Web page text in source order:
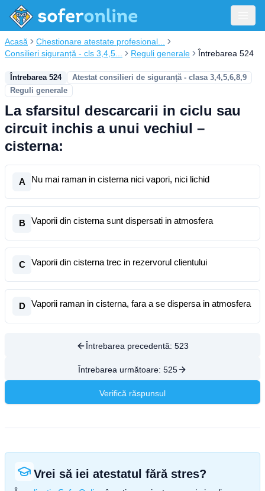
Acasă
Chestionare atestate profesional...
Consilieri siguranță - cls 3,4,5...
Reguli generale Întrebarea 524
Întrebarea 524
Atestat consilieri de siguranță - clasa 3,4,5,6,8,9
Reguli generale
La sfarsitul descarcarii in ciclu sau
circuit inchis a unui vechiul –
cisterna:
A Nu mai raman in cisterna nici vapori, nici lichid
B Vaporii din cisterna sunt dispersati in atmosfera
C Vaporii din cisterna trec in rezervorul clientului
D Vaporii raman in cisterna, fara a se dispersa in atmosfera
Întrebarea precedentă: 523
Întrebarea următoare: 525
Verifică răspunsul
Vrei să iei atestatul fără stres?